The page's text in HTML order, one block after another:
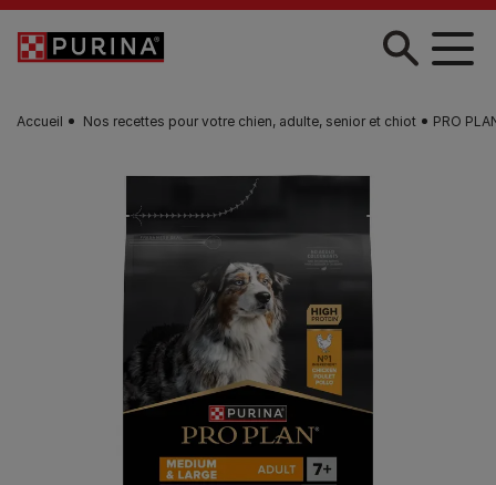
Skip to main content
Accueil Nos recettes pour votre chien, adulte, senior et chiot PRO